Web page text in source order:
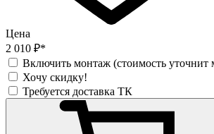
Цена
2 010 ₽*
Включить монтаж (стоимость уточнит
Хочу скидку!
Требуется доставка ТК